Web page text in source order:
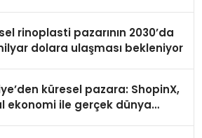
rinoplasti pazarının 2030’da
dolara ulaşması bekleniyor
küresel pazara: ShopinX,
ekonomi ile gerçek dünya